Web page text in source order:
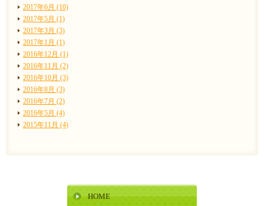
2017年6月 (10)
2017年5月 (1)
2017年3月 (3)
2017年1月 (1)
2016年12月 (1)
2016年11月 (2)
2016年10月 (3)
2016年8月 (3)
2016年7月 (2)
2016年5月 (4)
2015年11月 (4)
HOME